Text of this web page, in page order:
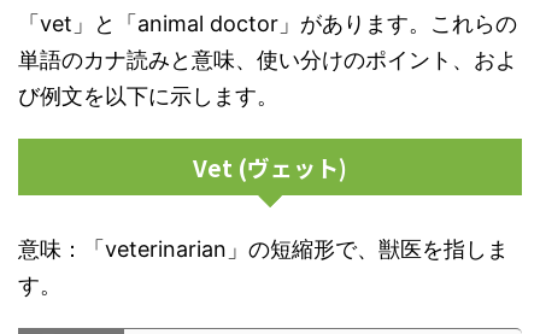
「vet」と「animal doctor」があります。これらの
単語のカナ読みと意味、使い分けのポイント、およ
び例文を以下に示します。
Vet (ヴェット)
意味：「veterinarian」の短縮形で、獣医を指しま
す。